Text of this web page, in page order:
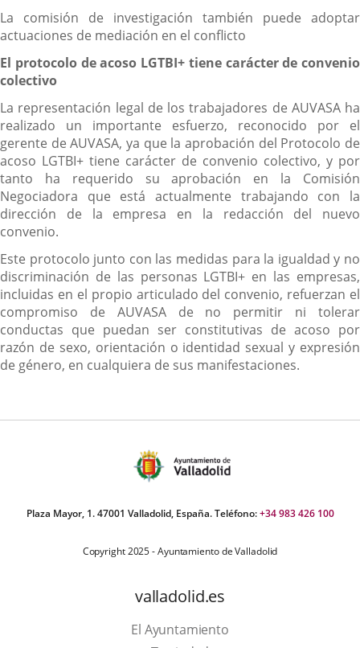
La comisión de investigación también puede adoptar
actuaciones de mediación en el conflicto
El protocolo de acoso LGTBI+ tiene carácter de convenio
colectivo
La representación legal de los trabajadores de AUVASA ha
realizado un importante esfuerzo, reconocido por el
gerente de AUVASA, ya que la aprobación del Protocolo de
acoso LGTBI+ tiene carácter de convenio colectivo, y por
tanto ha requerido su aprobación en la Comisión
Negociadora que está actualmente trabajando con la
dirección de la empresa en la redacción del nuevo
convenio.
Este protocolo junto con las medidas para la igualdad y no
discriminación de las personas LGTBI+ en las empresas,
incluidas en el propio articulado del convenio, refuerzan el
compromiso de AUVASA de no permitir ni tolerar
conductas que puedan ser constitutivas de acoso por
razón de sexo, orientación o identidad sexual y expresión
de género, en cualquiera de sus manifestaciones.
Plaza Mayor, 1. 47001 Valladolid, España. Teléfono:+34 983 426 100
Copyright 2025 - Ayuntamiento de Valladolid
valladolid.es
El Ayuntamiento